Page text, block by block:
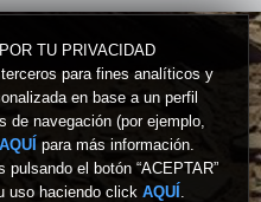
TU PRIVACIDAD
para fines analíticos y
en base a un perfil
de navegación (por ejemplo,
AQUÍ para más información.
el botón “ACEPTAR”
uso haciendo click AQUÍ .